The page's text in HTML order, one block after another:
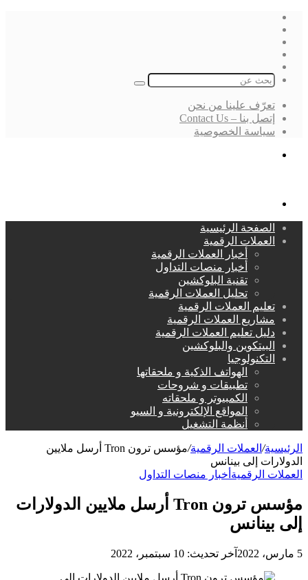
بحث
تعرّف علينا من نحن
إتصل بنا – Contact Us
سياسة الخصوصية
الصفحة الرئيسية
العملات الرقمية
أخبار العملات الرقمية
أخبار منصات التداول
تقنية البلوكشين
تحليل العملات الرقمية
تعليم العملات الرقمية
مشاريع العملات الرقمية
دليل تعليم العملات الرقمية
البيتكوين والبلوكشين
التكنولوجيا
الهواتف الذكية و ملحقاتها
تطبيقات و شروحات
الكمبيوتر و ملحقاته
المواقع الإلكترونية و السيو
أنظمة التشغيل
الرئيسية/ العملات الرقمية/
مؤسس ترون Tron أرسل ملايين
الدولارات إلى بينانس
العملات الرقمية أخبار منصات التداول
مؤسس ترون Tron أرسل ملايين الدولارات
إلى بينانس
5 مارس، 2022 آخر تحديث: 10 سبتمبر، 2022